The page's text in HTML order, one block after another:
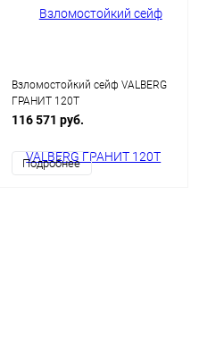
Взломостойкий сейф VALBERG
ГРАНИТ 120Т
116 571 руб.
Подробнее